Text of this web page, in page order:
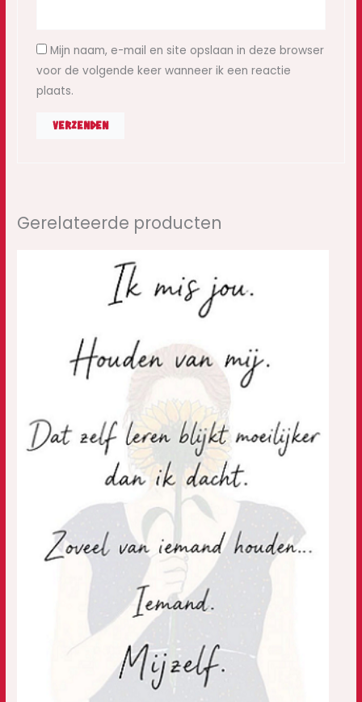
Mijn naam, e-mail en site opslaan in deze browser
voor de volgende keer wanneer ik een reactie
plaats.
Gerelateerde producten